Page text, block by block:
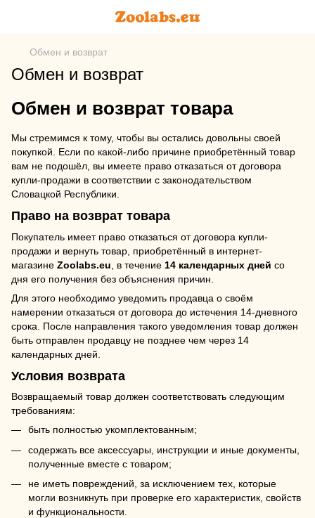
Обмен и возврат
Обмен и возврат
Обмен и возврат товара
Мы стремимся к тому, чтобы вы остались довольны своей
покупкой. Если по какой-либо причине приобретённый товар
вам не подошёл, вы имеете право отказаться от договора
купли-продажи в соответствии с законодательством
Словацкой Республики.
Право на возврат товара
Покупатель имеет право отказаться от договора купли-
продажи и вернуть товар, приобретённый в интернет-
магазине Zoolabs.eu , в течение 14 календарных дней со
дня его получения без объяснения причин.
Для этого необходимо уведомить продавца о своём
намерении отказаться от договора до истечения 14-дневного
срока. После направления такого уведомления товар должен
быть отправлен продавцу не позднее чем через 14
календарных дней.
Условия возврата
Возвращаемый товар должен соответствовать следующим
требованиям:
быть полностью укомплектованным;
содержать все аксессуары, инструкции и иные документы,
полученные вместе с товаром;
не иметь повреждений, за исключением тех, которые
могли возникнуть при проверке его характеристик, свойств
и функциональности.